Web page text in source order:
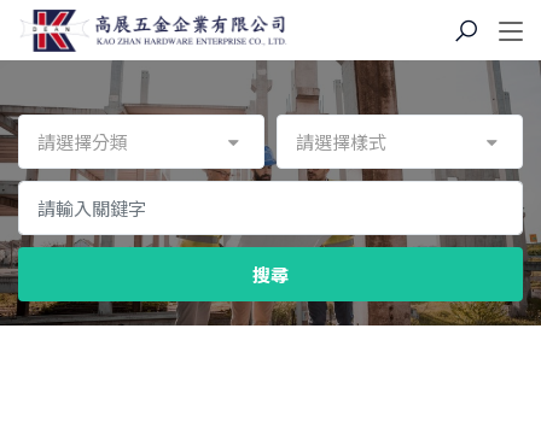
請選擇分類 請選擇樣式
搜尋